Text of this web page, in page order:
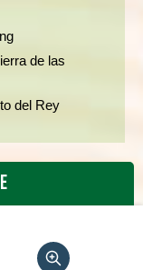
de las
del Rey